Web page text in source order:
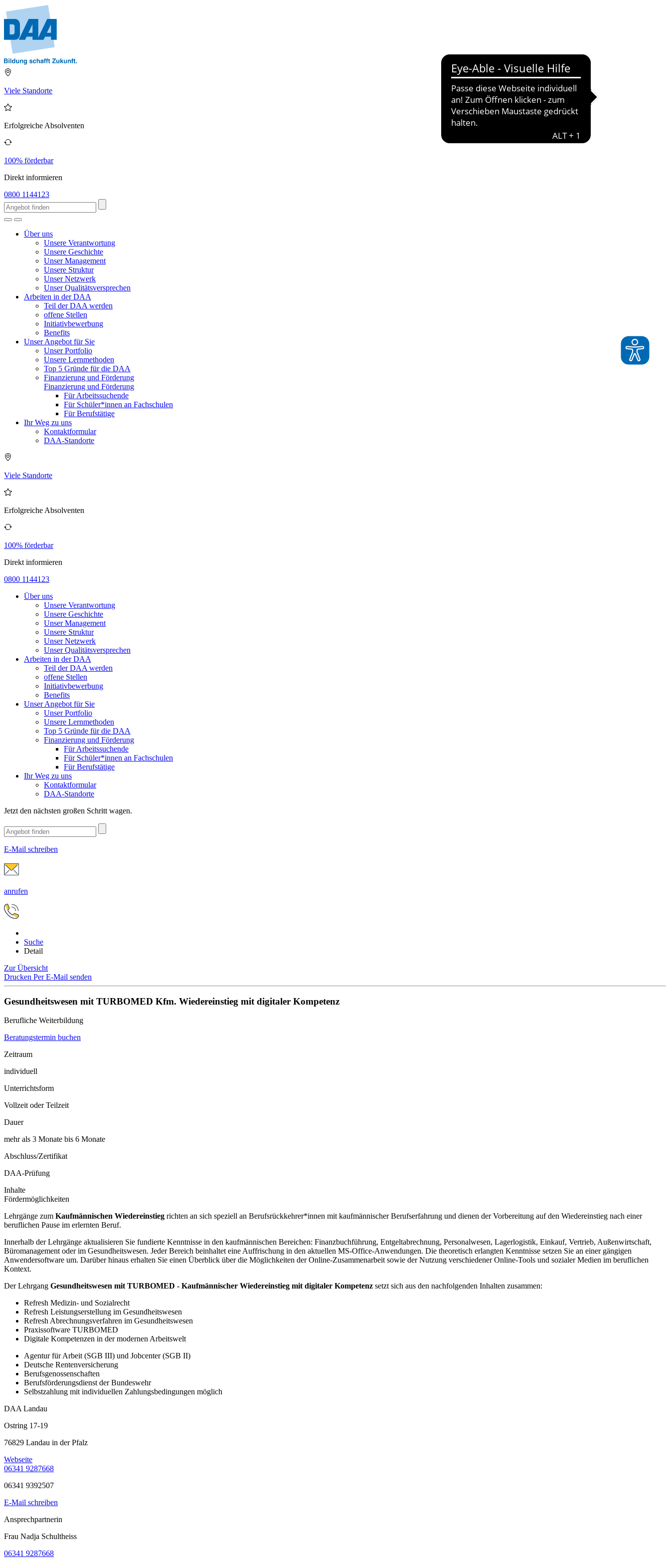
Viele Standorte
Erfolgreiche Absolventen
100% förderbar
Direkt informieren
0800 1144123
Über uns
Unsere Verantwortung
Unsere Geschichte
Unser Management
Unsere Struktur
Unser Netzwerk
Unser Qualitätsversprechen
Arbeiten in der DAA
Teil der DAA werden
offene Stellen
Initiativbewerbung
Benefits
Unser Angebot für Sie
Unser Portfolio
Unsere Lernmethoden
Top 5 Gründe für die DAA
Finanzierung und Förderung
Finanzierung und Förderung
Für Arbeitssuchende
Für Schüler*innen an Fachschulen
Für Berufstätige
Ihr Weg zu uns
Kontaktformular
DAA-Standorte
Viele Standorte
Erfolgreiche Absolventen
100% förderbar
Direkt informieren
0800 1144123
Über uns
Unsere Verantwortung
Unsere Geschichte
Unser Management
Unsere Struktur
Unser Netzwerk
Unser Qualitätsversprechen
Arbeiten in der DAA
Teil der DAA werden
offene Stellen
Initiativbewerbung
Benefits
Unser Angebot für Sie
Unser Portfolio
Unsere Lernmethoden
Top 5 Gründe für die DAA
Finanzierung und Förderung
Für Arbeitssuchende
Für Schüler*innen an Fachschulen
Für Berufstätige
Ihr Weg zu uns
Kontaktformular
DAA-Standorte
Jetzt den nächsten großen Schritt wagen.
E-Mail schreiben
anrufen
Suche
Detail
Zur Übersicht
Drucken Per E-Mail senden
Gesundheitswesen mit TURBOMED Kfm. Wiedereinstieg mit digitaler Kompetenz
Berufliche Weiterbildung
Beratungstermin buchen
Zeitraum
individuell
Unterrichtsform
Vollzeit oder Teilzeit
Dauer
mehr als 3 Monate bis 6 Monate
Abschluss/Zertifikat
DAA-Prüfung
Inhalte
Fördermöglichkeiten
Lehrgänge zum Kaufmännischen Wiedereinstieg richten an sich speziell an Berufsrückkehrer*innen mit kaufmännischer Berufserfahrung und dienen der Vorbereitung auf den Wiedereinstieg nach einer
beruflichen Pause im erlernten Beruf.
Innerhalb der Lehrgänge aktualisieren Sie fundierte Kenntnisse in den kaufmännischen Bereichen: Finanzbuchführung, Entgeltabrechnung, Personalwesen, Lagerlogistik, Einkauf, Vertrieb, Außenwirtschaft,
Büromanagement oder im Gesundheitswesen. Jeder Bereich beinhaltet eine Auffrischung in den aktuellen MS-Office-Anwendungen. Die theoretisch erlangten Kenntnisse setzen Sie an einer gängigen
Anwendersoftware um. Darüber hinaus erhalten Sie einen Überblick über die Möglichkeiten der Online-Zusammenarbeit sowie der Nutzung verschiedener Online-Tools und sozialer Medien im beruflichen
Kontext.
Der Lehrgang Gesundheitswesen mit TURBOMED - Kaufmännischer Wiedereinstieg mit digitaler Kompetenz setzt sich aus den nachfolgenden Inhalten zusammen:
Refresh Medizin- und Sozialrecht
Refresh Leistungserstellung im Gesundheitswesen
Refresh Abrechnungsverfahren im Gesundheitswesen
Praxissoftware TURBOMED
Digitale Kompetenzen in der modernen Arbeitswelt
Agentur für Arbeit (SGB III) und Jobcenter (SGB II)
Deutsche Rentenversicherung
Berufsgenossenschaften
Berufsförderungsdienst der Bundeswehr
Selbstzahlung mit individuellen Zahlungsbedingungen möglich
DAA Landau
Ostring 17-19
76829 Landau in der Pfalz
Webseite
06341 9287668
06341 9392507
E-Mail schreiben
Ansprechpartnerin
Frau Nadja Schultheiss
06341 9287668